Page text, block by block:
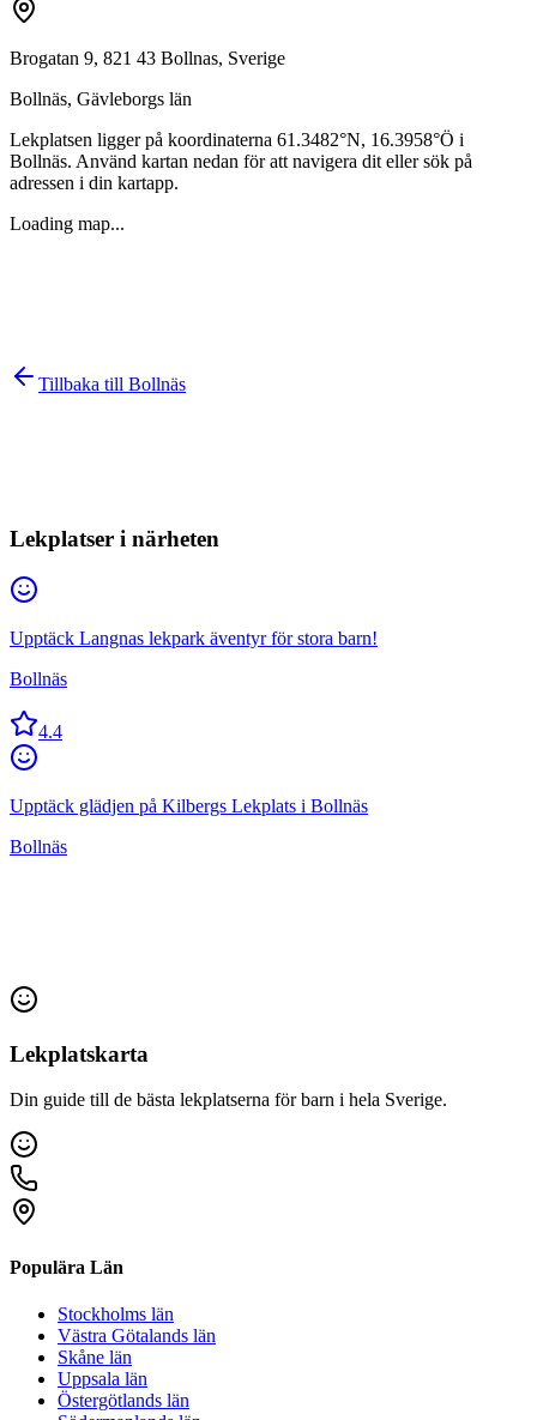
Brogatan 9, 821 43 Bollnas, Sverige
Bollnäs, Gävleborgs län
Lekplatsen ligger på koordinaterna 61.3482°N, 16.3958°Ö i
Bollnäs. Använd kartan nedan för att navigera dit eller sök på
adressen i din kartapp.
Loading map...
Tillbaka till Bollnäs
Lekplatser i närheten
Upptäck Langnas lekpark äventyr för stora barn!
Bollnäs
4.4
Upptäck glädjen på Kilbergs Lekplats i Bollnäs
Bollnäs
Lekplatskarta
Din guide till de bästa lekplatserna för barn i hela Sverige.
Populära Län
Stockholms län
Västra Götalands län
Skåne län
Uppsala län
Östergötlands län